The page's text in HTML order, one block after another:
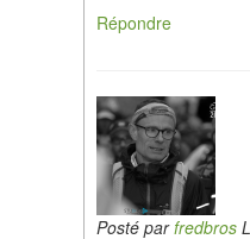
Répondre
Posté parfredbros